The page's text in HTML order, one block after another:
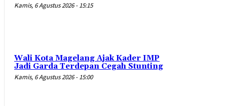
Kamis, 6 Agustus 2026 - 15:15
Wali Kota Magelang Ajak Kader IMP
Jadi Garda Terdepan Cegah Stunting
Kamis, 6 Agustus 2026 - 15:00